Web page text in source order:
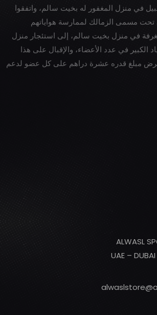
في منزل المغفور له بخيت سالم، واتفقوا
تحت مسمى الزمالك لممارسة هواياتهم
في منزل بخيت سالم، إلى استئجار منزل
الكبير في عدد الأعضاء، والإقبال على هذا
فرض مبلغ قدره عشرة دراهم على كل عضو لدعم
ALWASL
UAE –